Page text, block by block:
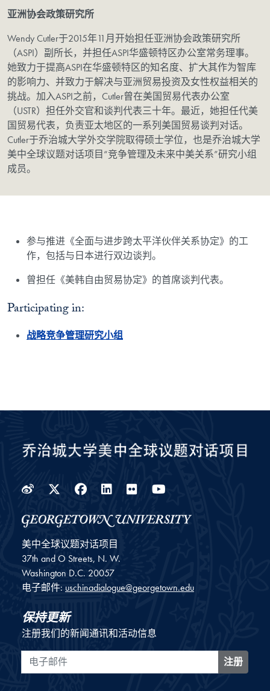
亚洲协会政策研究所
Wendy Cutler于2015年11月开始担任亚洲协会政策研究所
（ASPI）副所长，并担任ASPI华盛顿特区办公室常务理事。
她致力于提高ASPI在华盛顿特区的知名度、扩大其作为智库
的影响力、并致力于解决与亚洲贸易投资及女性权益相关的
挑战。加入ASPI之前，Cutler曾在美国贸易代表办公室
（USTR）担任外交官和谈判代表三十年。最近，她担任代美
国贸易代表，负责亚太地区的一系列美国贸易谈判对话。
Cutler于乔治城大学外交学院取得硕士学位，也是乔治城大学
美中全球议题对话项目“竞争管理及未来中美关系”研究小组
成员。
参与推进《全面与进步跨太平洋伙伴关系协定》的工
作，包括与日本进行双边谈判。
曾担任《美韩自由贸易协定》的首席谈判代表。
Participating in:
战略竞争管理研究小组
WeiboTwitter
Facebook
LinkedIn
Flickr
美中全球议题对话项目
37th and O Streets, N. W.
Washington D.C. 20057
电子邮件: uschinadialogue@georgetown.edu
保持更新
注册我们的新闻通讯和活动信息
电子邮件
注册